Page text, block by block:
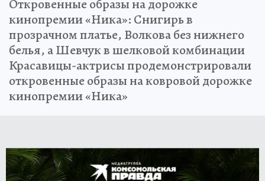
Откровенные образы на дорожке
кинопремии «Ника»: Снигирь в
прозрачном платье, Волкова без нижнего
белья, а Шевчук в шелковой комбинации
Красавицы-актрисы продемонстрировали
откровенные образы на ковровой дорожке
кинопремии «Ника»